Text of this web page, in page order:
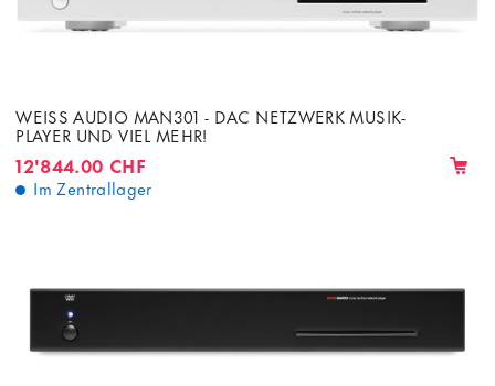
WEISS AUDIO MAN301 - DAC NETZWERK MUSIK-
PLAYER UND VIEL MEHR!
12'844.00 CHF
Im Zentrallager